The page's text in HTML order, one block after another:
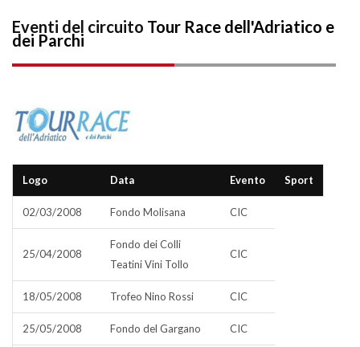
Eventi del circuito Tour Race dell'Adriatico e
dei Parchi
Logo Data Evento Sport
02/03/2008 Fondo Molisana CIC
25/04/2008
Fondo dei Colli
Teatini Vini Tollo
CIC
18/05/2008 Trofeo Nino Rossi CIC
25/05/2008 Fondo del Gargano CIC